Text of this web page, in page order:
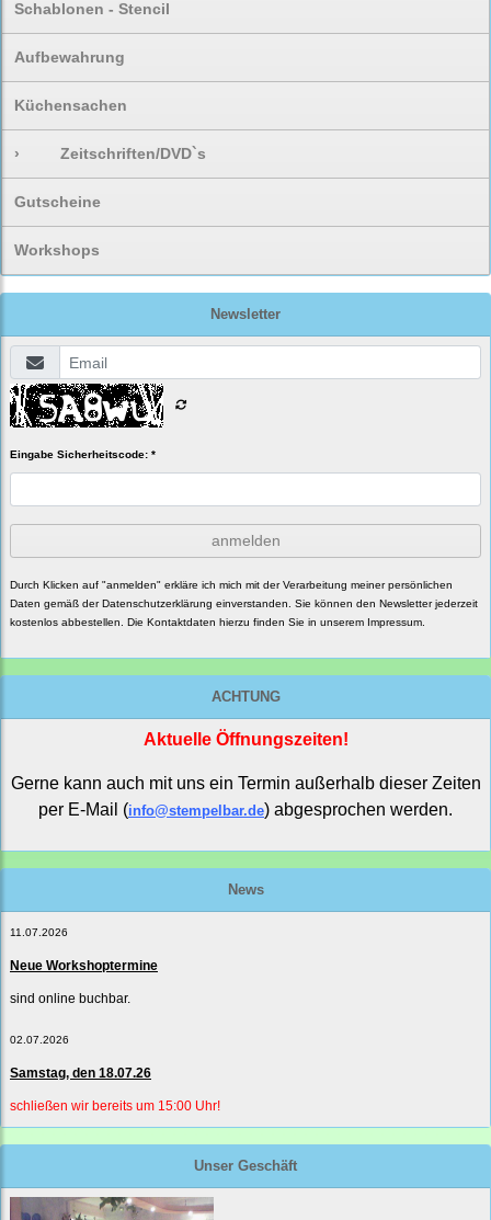
Schablonen - Stencil
Aufbewahrung
Küchensachen
› Zeitschriften/DVD`s
Gutscheine
Workshops
Newsletter
Eingabe Sicherheitscode: *
anmelden
Durch Klicken auf "anmelden" erkläre ich mich mit der Verarbeitung meiner persönlichen
Daten gemäß der Datenschutzerklärung einverstanden. Sie können den Newsletter jederzeit
kostenlos abbestellen. Die Kontaktdaten hierzu finden Sie in unserem Impressum.
ACHTUNG
Aktuelle Öffnungszeiten!
Gerne kann auch mit uns ein Termin außerhalb dieser Zeiten
per E-Mail (info@stempelbar.de) abgesprochen werden.
News
11.07.2026
Neue Workshoptermine
sind online buchbar.
02.07.2026
Samstag, den 18.07.26
schließen wir bereits um 15:00 Uhr!
Unser Geschäft